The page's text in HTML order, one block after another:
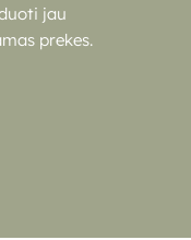
jau
prekes.